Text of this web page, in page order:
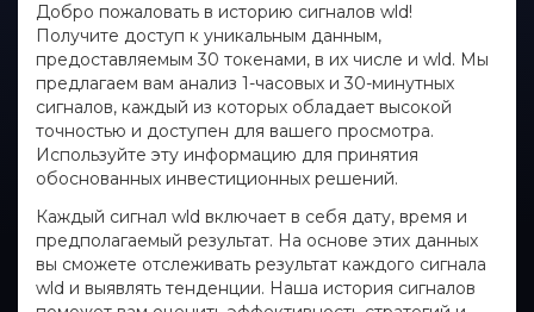
Добро пожаловать в историю сигналов wld!
Получите доступ к уникальным данным,
предоставляемым 30 токенами, в их числе и wld. Мы
предлагаем вам анализ 1-часовых и 30-минутных
сигналов, каждый из которых обладает высокой
точностью и доступен для вашего просмотра.
Используйте эту информацию для принятия
обоснованных инвестиционных решений.
Каждый сигнал wld включает в себя дату, время и
предполагаемый результат. На основе этих данных
вы сможете отслеживать результат каждого сигнала
wld и выявлять тенденции. Наша история сигналов